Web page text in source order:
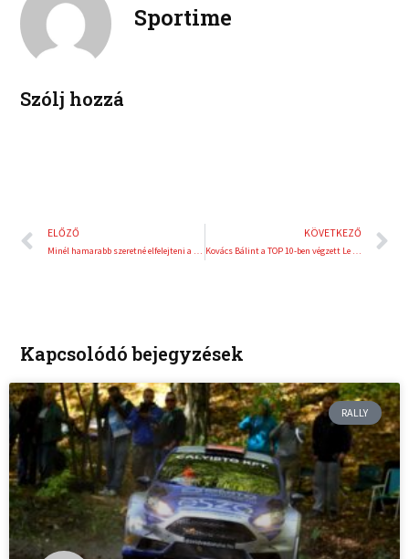
e
Sportime
Szólj hozzá
Előző
ELŐZŐ
Minél hamarabb szeretné elfelejteni a misanói hétvégét Farkas Kevin
KÖVETKEZŐ
Kovács Bálint a TOP 10-ben végzett Le Mans-ban!
Kapcsolódó bejegyzések
RALLY